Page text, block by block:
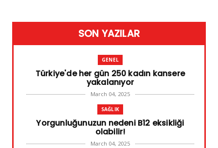
SON YAZILAR
GENEL
Türkiye'de her gün 250 kadın kansere
yakalanıyor
March 04, 2025
SAĞLIK
Yorgunluğunuzun nedeni B12 eksikliği
olabilir!
March 04, 2025